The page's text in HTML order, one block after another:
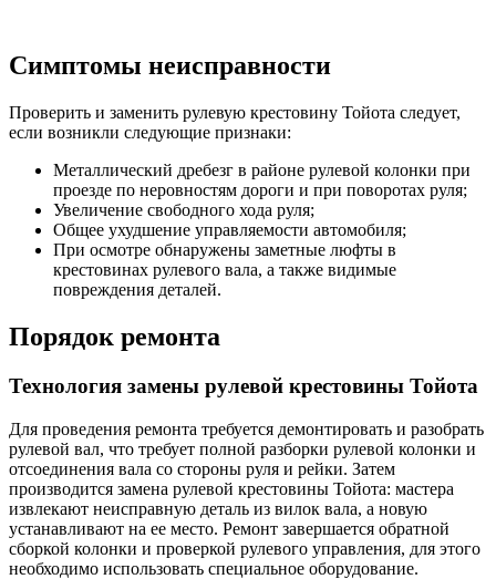
Симптомы неисправности
Проверить и заменить рулевую крестовину Тойота следует,
если возникли следующие признаки:
Металлический дребезг в районе рулевой колонки при
проезде по неровностям дороги и при поворотах руля;
Увеличение свободного хода руля;
Общее ухудшение управляемости автомобиля;
При осмотре обнаружены заметные люфты в
крестовинах рулевого вала, а также видимые
повреждения деталей.
Порядок ремонта
Технология замены рулевой крестовины Тойота
Для проведения ремонта требуется демонтировать и разобрать
рулевой вал, что требует полной разборки рулевой колонки и
отсоединения вала со стороны руля и рейки. Затем
производится замена рулевой крестовины Тойота: мастера
извлекают неисправную деталь из вилок вала, а новую
устанавливают на ее место. Ремонт завершается обратной
сборкой колонки и проверкой рулевого управления, для этого
необходимо использовать специальное оборудование.